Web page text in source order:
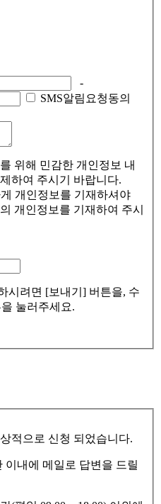
-
SMS알림요청동의
위해 민감한 개인정보 내
하여 주시기 바랍니다.
개인정보를 기재하셔야
개인정보를 기재하여 주시
시려면 [보내기] 버튼을, 수
눌러주세요.
적으로 신청 되었습니다.
이내에 메일로 답변을 드릴